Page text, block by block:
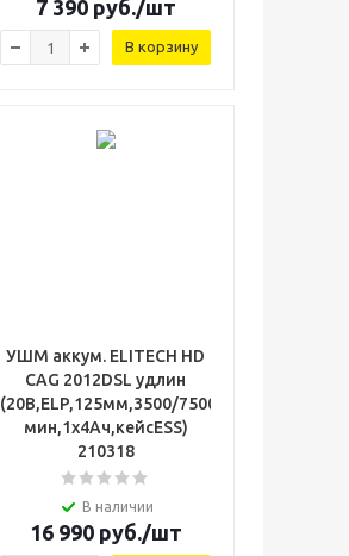
7 390руб./шт
В корзину
УШМ аккум. ELITECH HD
CAG 2012DSL удлин
(20В,ELP,125мм,3500/7500/9500об/
мин,1х4Ач,кейсESS)
210318
В наличии
16 990руб./шт